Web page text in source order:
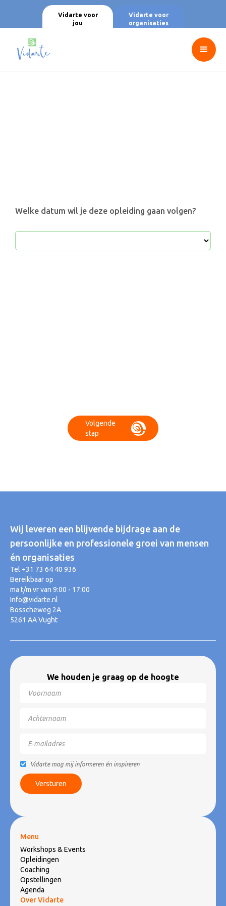
Vidarte voor
jou
Vidarte voor
organisaties
Welke datum wil je deze opleiding gaan volgen?
Volgende
stap
Wij leveren een blijvende bijdrage aan de
persoonlijke en professionele groei van mensen
én organisaties
Tel +31 73 64 40 936
Bereikbaar op
ma t/m vr van 9:00 - 17:00
Info@vidarte.nl
Bosscheweg 2A
5261 AA Vught
We houden je graag op de hoogte
Vidarte mag mij informeren én inspireren
Menu
Workshops & Events
Opleidingen
Coaching
Opstellingen
Agenda
Over Vidarte